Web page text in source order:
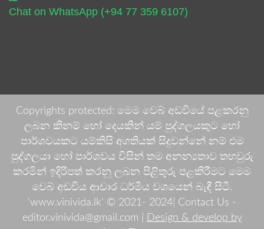
Chat on WhatsApp (+94 77 359 6107)
Copyrights protected: මෙම වෙබ් අඩවියේ පළකරනු
ලබන කිනම් හෝ දෙයකින් යම් පුද්ගලයකුට හෝ
පාර්ශවයකට යම්කිසි අගතියක් සිදුවන්නේ නම් එම
පුද්ගලයා හෝ පාර්ශවය විසින් තම අනන්‍යතාව තහවුරු
කරමින් ඉදිරිපත් කරනු ලබන පිළිතුරු පළකිරීමට මෙම
වෙබ් අඩවිය ආචාර ධර්මීය වශයෙන් බැඳී සිටී.
'www.vinivida.lk' © 2021- 2024| Contact Us -
editor.vinivida@gmail.com |
Design & develop by